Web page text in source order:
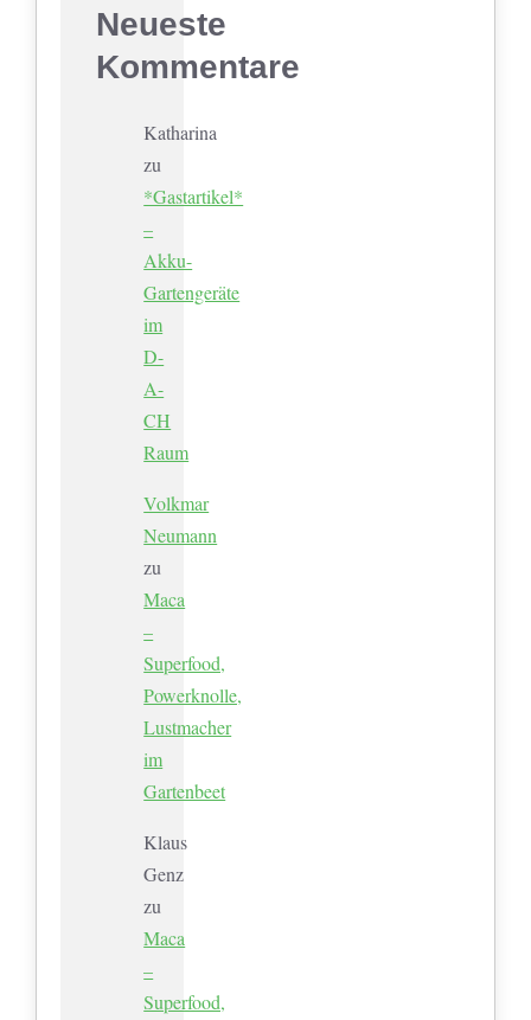
Neueste
Kommentare
Katharina
zu
*Gastartikel*
–
Akku-
Gartengeräte
im
D-
A-
CH
Raum
Volkmar
Neumann
zu
Maca
–
Superfood,
Powerknolle,
Lustmacher
im
Gartenbeet
Klaus
Genz
zu
Maca
–
Superfood,